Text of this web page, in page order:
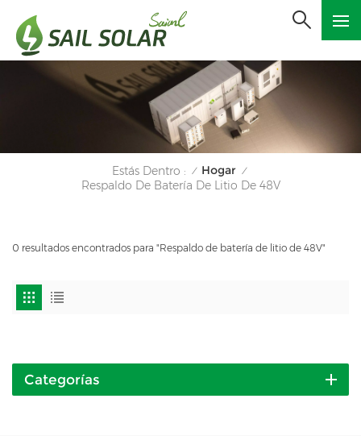
Estás Dentro : / Hogar /
Respaldo De Batería De Litio De 48V
0 resultados encontrados para "Respaldo de batería de litio de 48V"
Categorías